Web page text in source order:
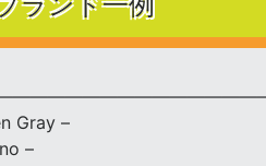
Gray –
–